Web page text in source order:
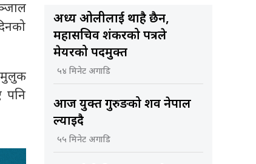
मुलुक
पनि
अध्यक्ष ओलीलाई थाहै छैन,
महासचिव शंकरको पत्रले
मेयरको पदमुक्त
५४ मिनेट अगाडि
आज युक्त गुरुङको शव नेपाल
ल्याइदै
५५ मिनेट अगाडि